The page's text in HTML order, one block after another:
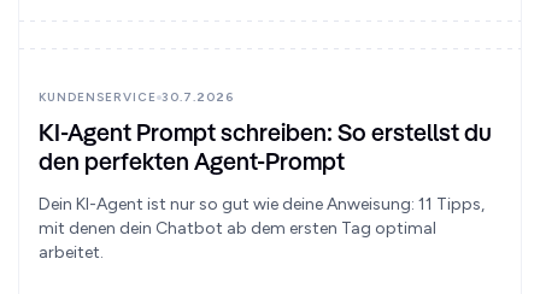
KUNDENSERVICE 30.7.2026
KI-Agent Prompt schreiben: So erstellst du
den perfekten Agent-Prompt
Dein KI-Agent ist nur so gut wie deine Anweisung: 11 Tipps,
mit denen dein Chatbot ab dem ersten Tag optimal
arbeitet.